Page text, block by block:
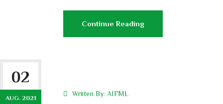
Continue Reading
02
AUG. 2021
Wriiten By: AIFML